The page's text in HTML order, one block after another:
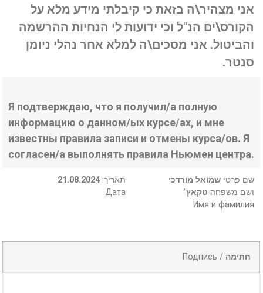
אני מצהיר\ה בזאת כי קיבלתי מידע מלא על
הקורס\ים הנ"ל וכי ידועות לי הנחיות ההרשמה
והביטול. אני מסכים\ה למלא אחר נהלי ניומן
סנטר.
Я подтверждаю, что я получил/а полную
информацию о данном/ых курсе/ах, и мне
известны правила записи и отмены курса/ов. Я
согласен/а выполнять правила Ньюмен центра.
21.08.2024 :תאריך
Дата
שם פרטי שמואל מורדכי
ושם משפחה טקאץ׳
Имя и фамилия
Подпись / חתימה